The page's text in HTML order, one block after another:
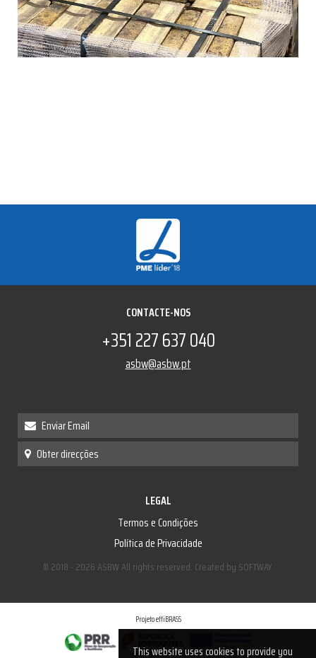
CONTACTE-NOS
+351 227 637 040
asbw@asbw.pt
Enviar Email
Obter direcções
LEGAL
Termos e Condições
Política de Privacidade
© 2018 - 2026 ASBW All rights reserved. Created by SOFTWAY.
Projeto effiBRASS
This website uses cookies to provide you